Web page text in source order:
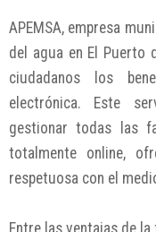
APEMSA, empresa
del agua en El Puerto
ciudadanos los
electrónica. Este
gestionar todas las
totalmente online,
respetuosa con el